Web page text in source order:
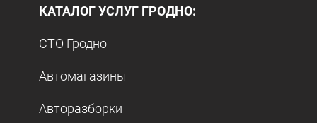
КАТАЛОГ УСЛУГ ГРОДНО:
СТО Гродно
Автомагазины
Авторазборки